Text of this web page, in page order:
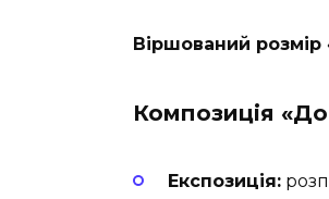
Віршований розмір
Композиція «До
Експозиція: